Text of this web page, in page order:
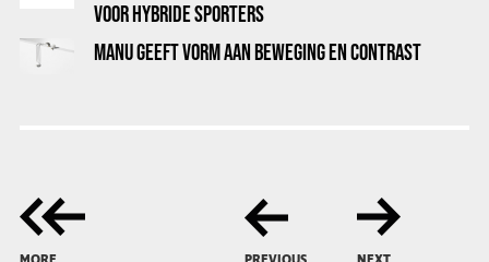
VOOR HYBRIDE SPORTERS
MANU GEEFT VORM AAN BEWEGING EN CONTRAST